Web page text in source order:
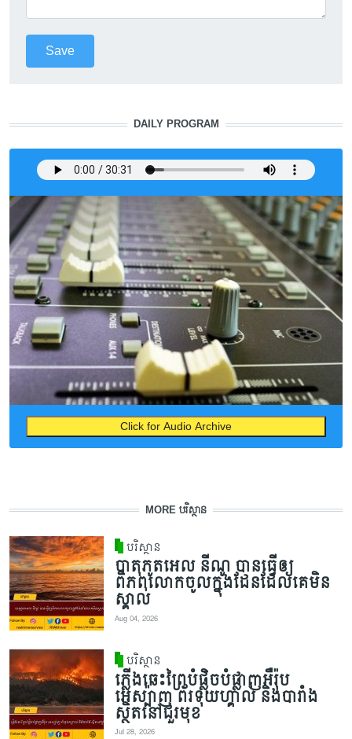
DAILY PROGRAM
Click for Audio Archive
MORE បរិស្ថាន
បរិស្ថាន
បាតុភូតអេល នីណូ បានធ្វើឲ្យ
ពិភពលោកចូលក្នុងដែនដែលគេមិន
ស្គាល់
Aug 04, 2026
បរិស្ថាន
ភ្លើងឆេះព្រៃបំផ្លិចបំផ្លាញអឺរ៉ុប
អេស្ប៉ាញ ព័រទុយហ្គាល់ និងបារាំង
ស្ថិតនៅជួរមុខ
Jul 28, 2026